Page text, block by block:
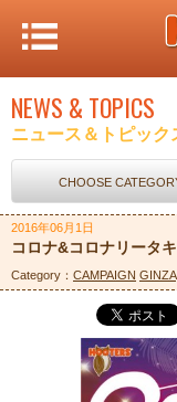
NEWS & TOPICS
ニュース＆トピック
CHOOSE
2016年06月1日
コロナ&コロナリータ
Category： CAMPAIGN GINZA